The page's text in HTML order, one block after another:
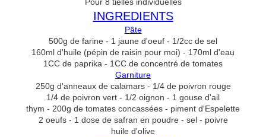
INGREDIENTS
Pâte
500g de farine - 1 jaune d'oeuf - 1/2cc de sel
160ml d'huile (pépin de raisin pour moi) - 170ml d'eau
1CC de paprika - 1CC de concentré de tomates
Garniture
250g d'anneaux de calamars - 1/4 de poivron rouge
1/4 de poivron vert - 1/2 oignon - 1 gouse d'ail
thym - 200g de tomates concassées - piment d'Espelette
2 oeufs - 1 dose de safran en poudre - sel - poivre
huile d'olive